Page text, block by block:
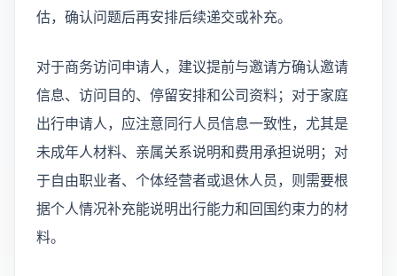
估，确认问题后再安排后续递交或补充。
对于商务访问申请人，建议提前与邀请方确认邀请
信息、访问目的、停留安排和公司资料；对于家庭
出行申请人，应注意同行人员信息一致性，尤其是
未成年人材料、亲属关系说明和费用承担说明；对
于自由职业者、个体经营者或退休人员，则需要根
据个人情况补充能说明出行能力和回国约束力的材
料。